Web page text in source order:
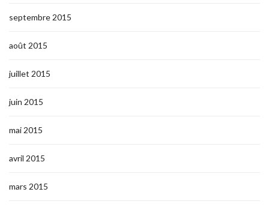
septembre 2015
août 2015
juillet 2015
juin 2015
mai 2015
avril 2015
mars 2015